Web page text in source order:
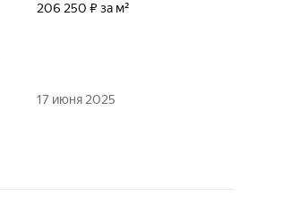
206 250 ₽ за м²
17 июня 2025